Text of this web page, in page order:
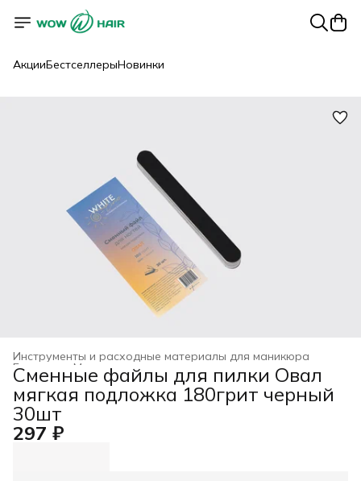
АкцииБестселлерыНовинки
Инструменты и расходные материалы для маникюра
Маникюр и педикюр
Главная
Сменные файлы для пилки Овал
мягкая подложка 180грит черный
30шт
297 ₽